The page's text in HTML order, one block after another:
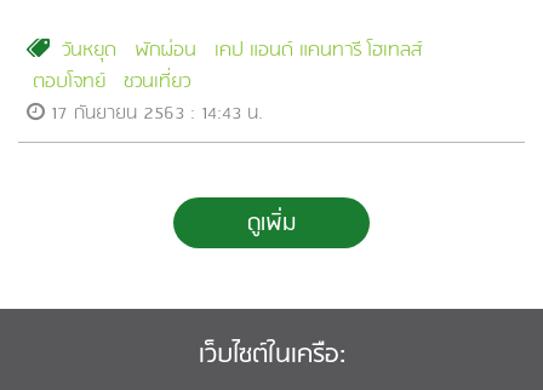
วันหยุด พักผ่อน
เคป แอนด์ แคนทารี โฮเทลส์
ตอบโจทย์ ชวนเที่ยว
17 กันยายน 2563 : 14:43 น.
ดูเพิ่ม
เว็บไซต์ในเครือ: